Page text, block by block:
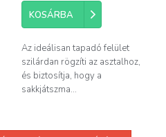
KOSÁRBA
Az ideálisan tapadó felület
szilárdan rögzíti az asztalhoz,
és biztosítja, hogy a
sakkjátszma...